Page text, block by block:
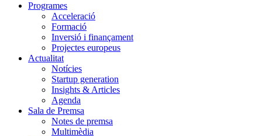
Programes
Acceleració
Formació
Inversió i finançament
Projectes europeus
Actualitat
Notícies
Startup generation
Insights & Articles
Agenda
Sala de Premsa
Notes de premsa
Multimèdia